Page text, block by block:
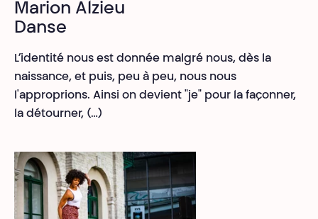
Marion Alzieu
Danse
L’identité nous est donnée malgré nous, dès la
naissance, et puis, peu à peu, nous nous
l'approprions. Ainsi on devient "je" pour la façonner,
la détourner, (…)